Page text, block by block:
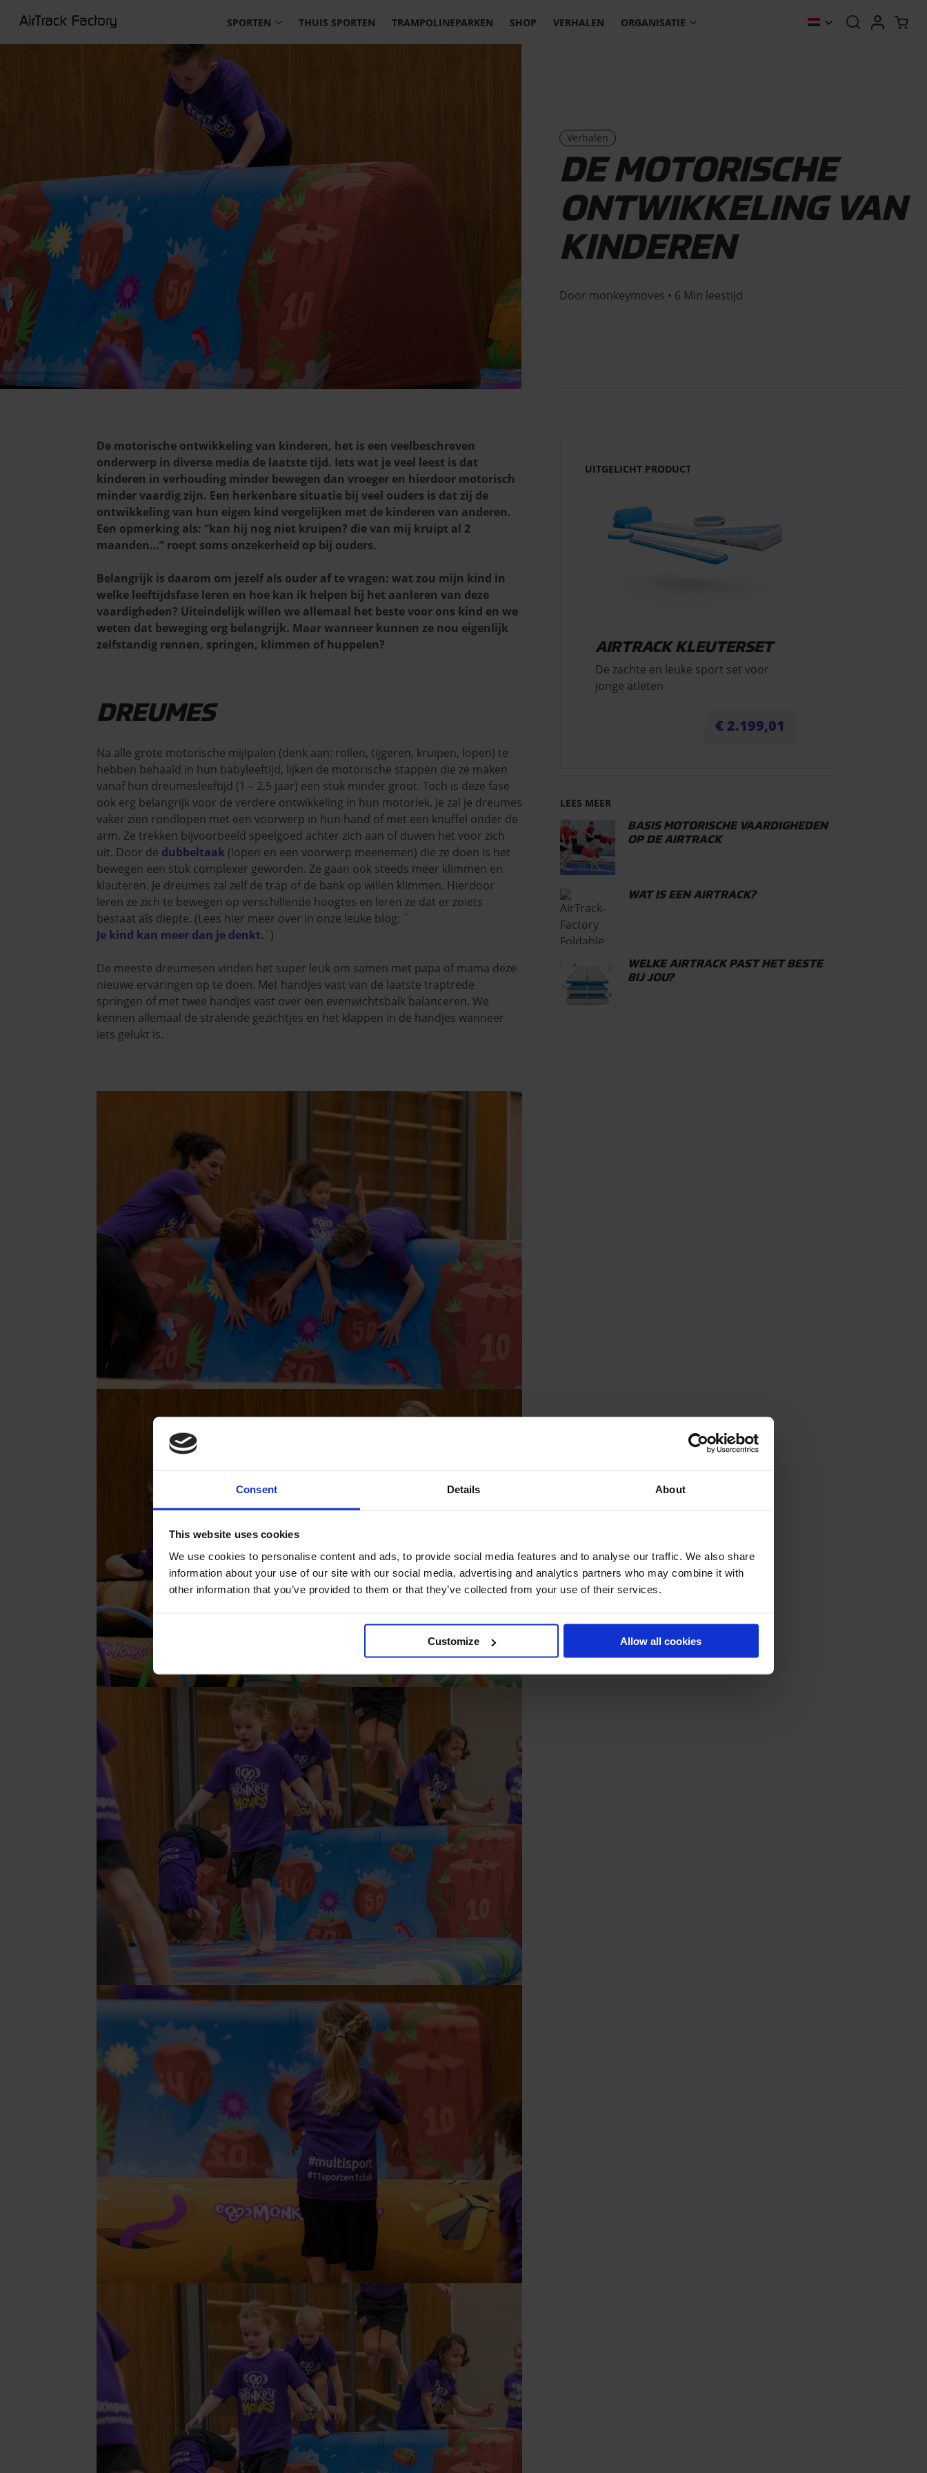
Consent Details About
This website uses cookies
We use cookies to personalise content and ads, to provide social media features and to analyse our traffic. We also share
information about your use of our site with our social media, advertising and analytics partners who may combine it with
other information that you’ve provided to them or that they’ve collected from your use of their services.
Customize Allow all cookies
SPORTEN THUIS SPORTEN TRAMPOLINEPARKEN SHOP VERHALEN ORGANISATIE
Verhalen
DE MOTORISCHE
ONTWIKKELING VAN
KINDEREN
Door monkeymoves • 6 Min leestijd
De motorische ontwikkeling van kinderen, het is een veelbeschreven
onderwerp in diverse media de laatste tijd. Iets wat je veel leest is dat
kinderen in verhouding minder bewegen dan vroeger en hierdoor motorisch
minder vaardig zijn. Een herkenbare situatie bij veel ouders is dat zij de
ontwikkeling van hun eigen kind vergelijken met de kinderen van anderen.
Een opmerking als: ”kan hij nog niet kruipen? die van mij kruipt al 2
maanden…” roept soms onzekerheid op bij ouders.
Belangrijk is daarom om jezelf als ouder af te vragen: wat zou mijn kind in
welke leeftijdsfase leren en hoe kan ik helpen bij het aanleren van deze
vaardigheden? Uiteindelijk willen we allemaal het beste voor ons kind en we
weten dat beweging erg belangrijk. Maar wanneer kunnen ze nou eigenlijk
zelfstandig rennen, springen, klimmen of huppelen?
DREUMES
Na alle grote motorische mijlpalen (denk aan: rollen, tijgeren, kruipen, lopen) te
hebben behaald in hun babyleeftijd, lijken de motorische stappen die ze maken
vanaf hun dreumesleeftijd (1 – 2,5 jaar) een stuk minder groot. Toch is deze fase
ook erg belangrijk voor de verdere ontwikkeling in hun motoriek. Je zal je dreumes
vaker zien rondlopen met een voorwerp in hun hand of met een knuffel onder de
arm. Ze trekken bijvoorbeeld speelgoed achter zich aan of duwen het voor zich
uit. Door de dubbeltaak(lopen en een voorwerp meenemen) die ze doen is het
bewegen een stuk complexer geworden. Ze gaan ook steeds meer klimmen en
klauteren. Je dreumes zal zelf de trap of de bank op willen klimmen. Hierdoor
leren ze zich te bewegen op verschillende hoogtes en leren ze dat er zoiets
bestaat als diepte. (Lees hier meer over in onze leuke blog: `
Je kind kan meer dan je denkt.`)
De meeste dreumesen vinden het super leuk om samen met papa of mama deze
nieuwe ervaringen op te doen. Met handjes vast van de laatste traptrede
springen of met twee handjes vast over een evenwichtsbalk balanceren. We
kennen allemaal de stralende gezichtjes en het klappen in de handjes wanneer
iets gelukt is.
UITGELICHT PRODUCT
AIRTRACK KLEUTERSET
De zachte en leuke sport set voor
jonge atleten
€ 2.199,01
LEES MEER
BASIS MOTORISCHE VAARDIGHEDEN
OP DE AIRTRACK
WAT IS EEN AIRTRACK?
WELKE AIRTRACK PAST HET BESTE
BIJ JOU?